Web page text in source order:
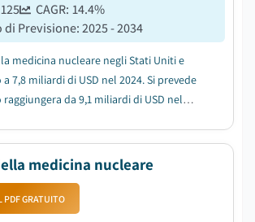
125 CAGR: 14.4%
di Previsione:2025 - 2034
medicina nucleare negli Stati Uniti e
7,8 miliardi di USD nel 2024. Si prevede
da 9,1 miliardi di USD nel
pubblicato da...
medicina nucleare
PDF GRATUITO